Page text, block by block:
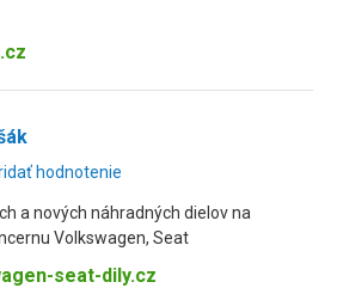
hodnotenie
a nových náhradných dielov na
Volkswagen, Seat
seat-dily.cz